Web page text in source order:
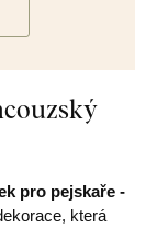
pro pejskaře -
která